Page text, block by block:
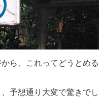
ら、これってどうとめる
予想通り大変で驚きでし